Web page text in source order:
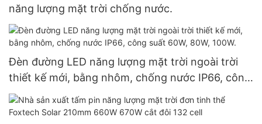
năng lượng mặt trời chống nước.
Đèn đường LED năng lượng mặt trời ngoài trời
thiết kế mới, bằng nhôm, chống nước IP66, công
suất 60W, 80W, 100W.